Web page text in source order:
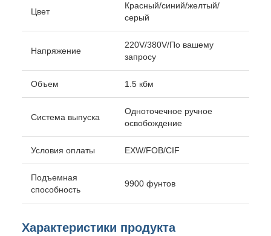
Цвет
Красный/синий/желтый/
серый
Напряжение
220V/380V/По вашему
запросу
Объем 1.5 кбм
Система выпуска
Одноточечное ручное
освобождение
Условия оплаты EXW/FOB/CIF
Подъемная
способность
9900 фунтов
Характеристики продукта